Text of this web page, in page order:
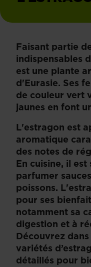
Faisant partie
indispensables
est une plante
d'Eurasie. Ses
de couleur vert
jaunes en font
L'estragon est
aromatique
des notes de
En cuisine, il
parfumer
poissons.
pour ses
notamment sa
digestion et à
Découvrez
variétés
détaillés pour